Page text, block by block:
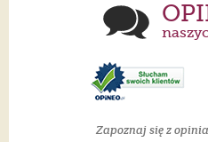
Zapoznaj się z